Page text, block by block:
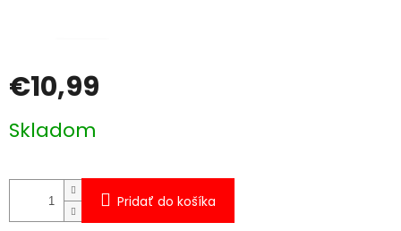
€10,99
cena:
Skladom
Pridať do košíka